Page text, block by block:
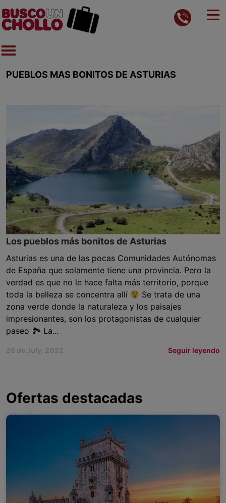
PUEBLOS MAS BONITOS DE ASTURIAS
Los pueblos más bonitos de Asturias
Asturias es una de las pocas Comunidades Autónomas
de España que solamente tiene una provincia. Pero la
verdad es que no le hace falta más territorio, porque
toda la belleza se concentra allí
Se trata de una
zona verde donde la naturaleza y los paisajes
impresionantes, son los protagonistas de cualquier
paseo 🏞 La...
26 de July, 2022 Seguir leyendo
Ofertas destacadas